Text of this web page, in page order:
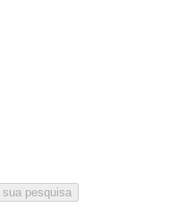
sua pesquisa